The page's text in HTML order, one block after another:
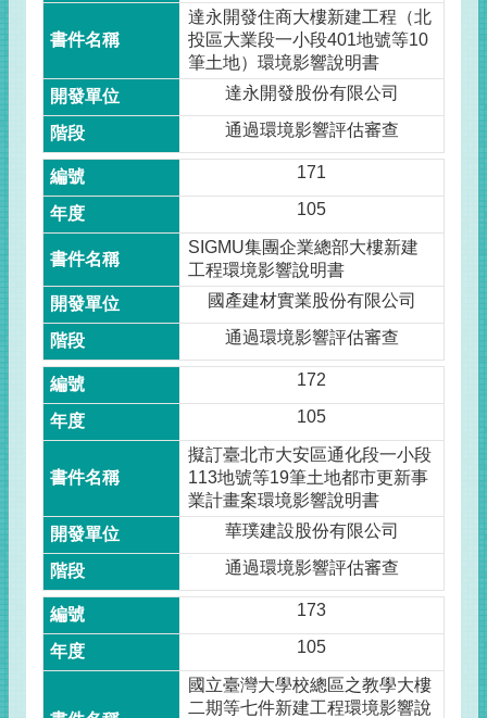
達永開發住商大樓新建工程（北
投區大業段一小段401地號等10
筆土地）環境影響說明書
達永開發股份有限公司
通過環境影響評估審查
171
105
SIGMU集團企業總部大樓新建
工程環境影響說明書
國產建材實業股份有限公司
通過環境影響評估審查
172
105
擬訂臺北市大安區通化段一小段
113地號等19筆土地都市更新事
業計畫案環境影響說明書
華璞建設股份有限公司
通過環境影響評估審查
173
105
國立臺灣大學校總區之教學大樓
二期等七件新建工程環境影響說